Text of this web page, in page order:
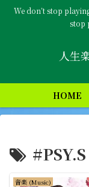
We don’t stop
stop
人生
HOME
#PSY.S
音楽 (Music)